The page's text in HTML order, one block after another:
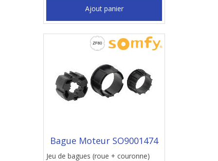
Ajout panier
Bague Moteur SO9001474
Jeu de bagues (roue + couronne)